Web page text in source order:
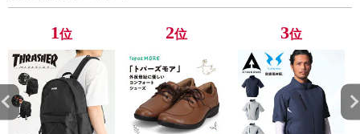
1位 2位 3位